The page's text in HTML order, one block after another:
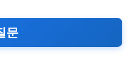
문